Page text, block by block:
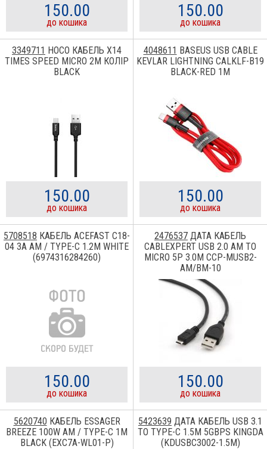
150.00
до кошика
150.00
до кошика
3349711 HOCO КАБЕЛЬ X14
TIMES SPEED MICRO 2M КОЛІР
BLACK
150.00
до кошика
4048611 BASEUS USB CABLE
KEVLAR LIGHTNING CALKLF-B19
BLACK-RED 1M
150.00
до кошика
5708518 КАБЕЛЬ ACEFAST C18-
04 3A AM / TYPE-C 1.2M WHITE
(6974316284260)
150.00
до кошика
2476537 ДАТА КАБЕЛЬ
CABLEXPERT USB 2.0 AM TO
MICRO 5P 3.0M CCP-MUSB2-
AM/BM-10
150.00
до кошика
5620740 КАБЕЛЬ ESSAGER
BREEZE 100W AM / TYPE-C 1M
BLACK (EXC7A-WL01-P)
5423639 ДАТА КАБЕЛЬ USB 3.1
TO TYPE-C 1.5M 5GBPS KINGDA
(KDUSBC3002-1.5M)